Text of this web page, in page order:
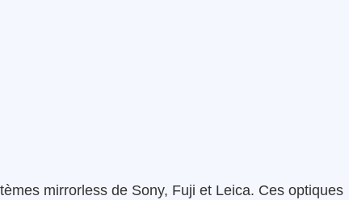
mirrorless de Sony, Fuji et Leica. Ces optiques